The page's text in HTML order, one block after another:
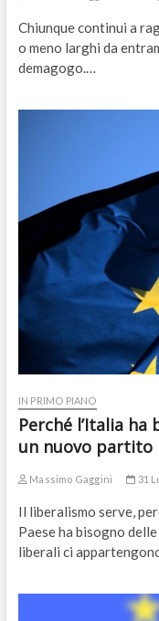
Chiunque continui a
o meno larghi da
demagogo.…
IN PRIMO PIANO
Perché l’Italia
un nuovo partito
Massimo Gaggini 31
Il liberalismo serve,
Paese ha bisogno
liberali ci